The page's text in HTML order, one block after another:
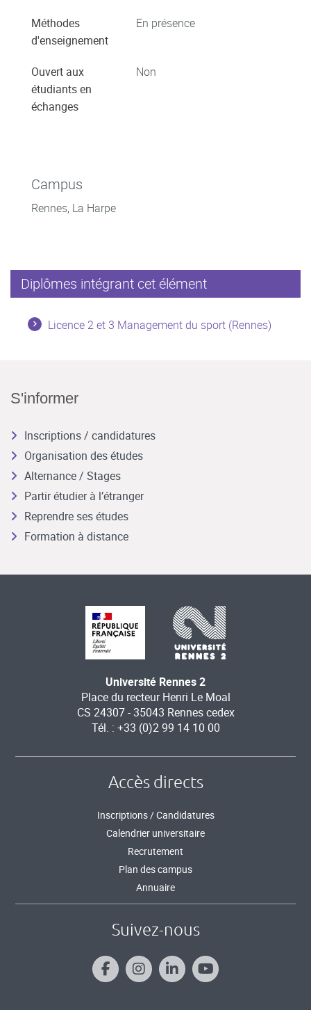
Méthodes
d'enseignement
En présence
Ouvert aux
étudiants en
échanges
Non
Campus
Rennes, La Harpe
Diplômes intégrant cet élément
Licence 2 et 3 Management du sport (Rennes)
S'informer
Inscriptions / candidatures
Organisation des études
Alternance / Stages
Partir étudier à l’étranger
Reprendre ses études
Formation à distance
Université Rennes 2
Place du recteur Henri Le Moal
CS 24307 - 35043 Rennes cedex
Tél. : +33 (0)2 99 14 10 00
Accès directs
Inscriptions / Candidatures
Calendrier universitaire
Recrutement
Plan des campus
Annuaire
Suivez-nous